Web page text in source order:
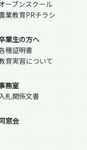
ープンスクール
業教育PRチラシ
業生の方へ
種証明書
育実習について
務室
札関係文書
窓会